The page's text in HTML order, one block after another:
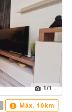
1/1
Máx. 10km